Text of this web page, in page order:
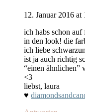
12. Januar 2016 at
ich habs schon
in den look! die
ich liebe
ist ja auch richtig
“einen
<3
liebst, laura
♥